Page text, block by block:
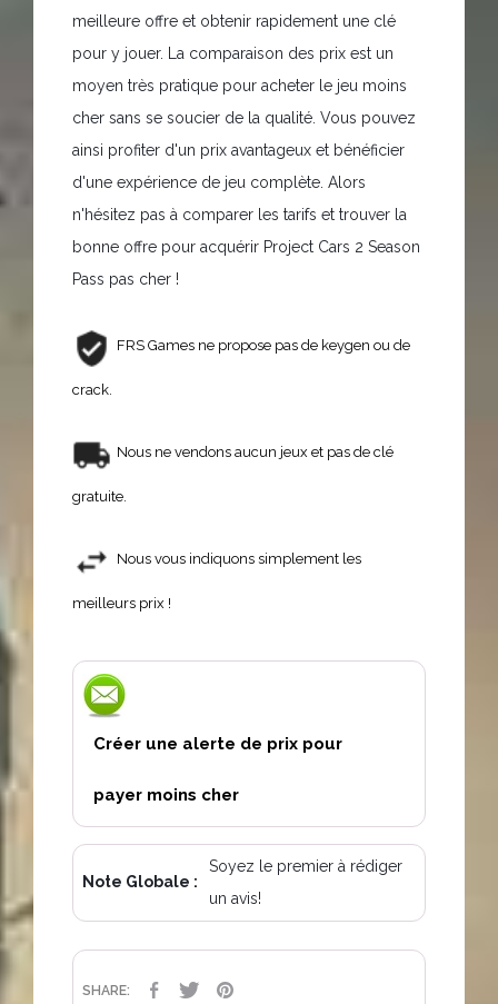
meilleure offre et obtenir rapidement une clé
pour y jouer. La comparaison des prix est un
moyen très pratique pour acheter le jeu moins
cher sans se soucier de la qualité. Vous pouvez
ainsi profiter d'un prix avantageux et bénéficier
d'une expérience de jeu complète. Alors
n'hésitez pas à comparer les tarifs et trouver la
bonne offre pour acquérir Project Cars 2 Season
Pass pas cher !
FRS Games ne propose pas de keygen ou de
crack.
Nous ne vendons aucun jeux et pas de clé
gratuite.
Nous vous indiquons simplement les
meilleurs prix !
Créer une alerte de prix pour
payer moins cher
Note Globale :
Soyez le premier à rédiger
un avis!
SHARE: PARTAGER
TWEET